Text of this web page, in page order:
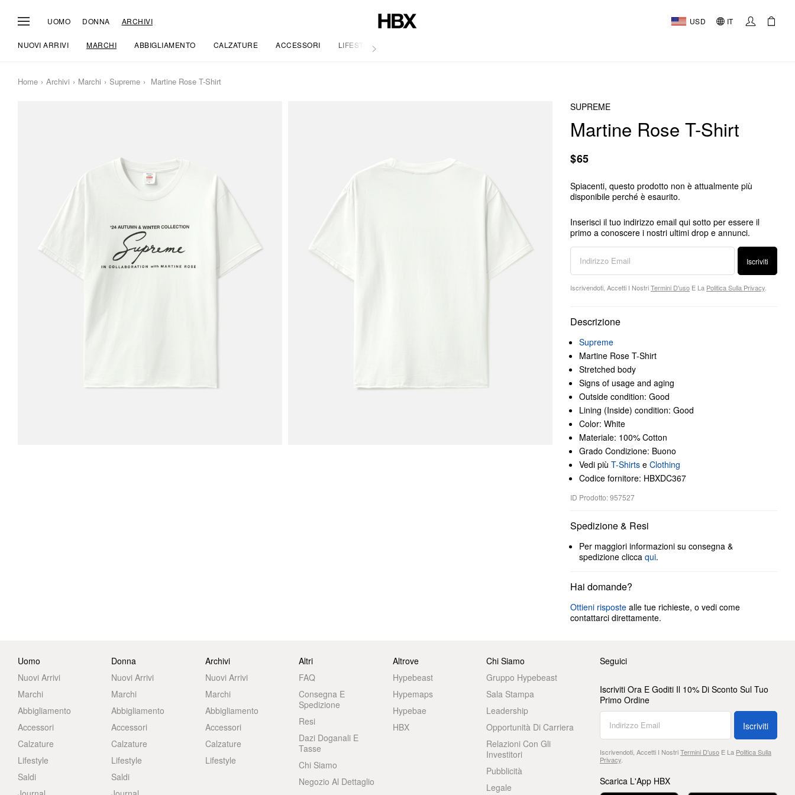
UOMO DONNA ARCHIVI USD IT
NUOVI ARRIVI MARCHI ABBIGLIAMENTO CALZATURE ACCESSORI LIFESTYLE
Home Archivi Marchi Supreme Martine Rose T-Shirt
SUPREME
Martine Rose T-Shirt
$65
Spiacenti, questo prodotto non è attualmente più
disponibile perché è esaurito.
Inserisci il tuo indirizzo email qui sotto per essere il
primo a conoscere i nostri ultimi drop e annunci.
Iscriviti
Iscrivendoti, Accetti I NostriTermini D'uso E La Politica Sulla Privacy
Descrizione
Supreme
Martine Rose T-Shirt
Stretched body
Signs of usage and aging
Outside condition: Good
Lining (Inside) condition: Good
Color: White
Materiale: 100% Cotton
Grado Condizione: Buono
Vedi più T-Shirts e Clothing
Codice fornitore: HBXDC367
ID Prodotto: 957527
Spedizione & Resi
Per maggiori informazioni su consegna &
spedizione clicca qui.
Hai domande?
Ottieni risposte alle tue richieste, o vedi come
contattarci direttamente.
Uomo
Nuovi Arrivi
Marchi
Abbigliamento
Accessori
Calzature
Lifestyle
Saldi
Donna
Nuovi Arrivi
Marchi
Abbigliamento
Accessori
Calzature
Lifestyle
Saldi
Archivi
Nuovi Arrivi
Marchi
Abbigliamento
Accessori
Calzature
Lifestyle
Altri
FAQ
Consegna E
Spedizione
Resi
Dazi Doganali E
Tasse
Chi Siamo
Negozio Al Dettaglio
Altrove
Hypebeast
Hypemaps
Hypebae
HBX
Chi Siamo
Gruppo Hypebeast
Sala Stampa
Leadership
Opportunità Di Carriera
Relazioni Con Gli
Investitori
Pubblicità
Legale
Seguici
Iscriviti Ora E Goditi Il 10% Di Sconto Sul Tuo
Primo Ordine
Iscriviti
Iscrivendoti, Accetti I NostriTermini D'usoE La Politica Sulla
Privacy.
Scarica L'App HBX